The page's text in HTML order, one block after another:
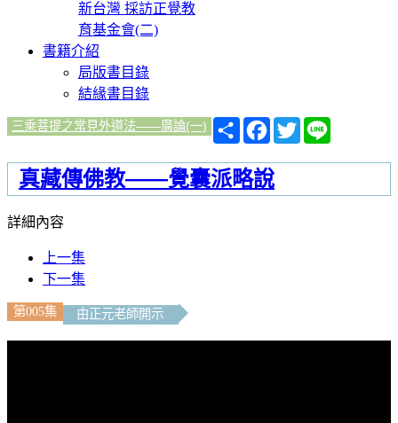
新台灣 採訪正覺教
育基金會(二)
書籍介紹
局版書目錄
結緣書目錄
三乘菩提之常見外道法——廣論(一)
分
享
Facebook
Twitter
真藏傳佛教——覺囊派略說
詳細內容
上一集
下一集
第005集 由正元老師開示